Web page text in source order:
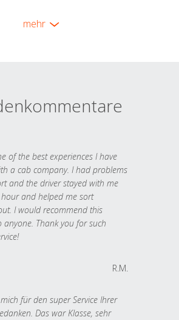
mehr
of the best experiences I have
a cab company. I had problems
and the driver stayed with me
and helped me sort
I would recommend this
anyone. Thank you for such
R.M.
für den super Service Ihrer
Das war Klasse, sehr